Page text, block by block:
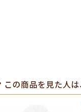
この商品を見た人